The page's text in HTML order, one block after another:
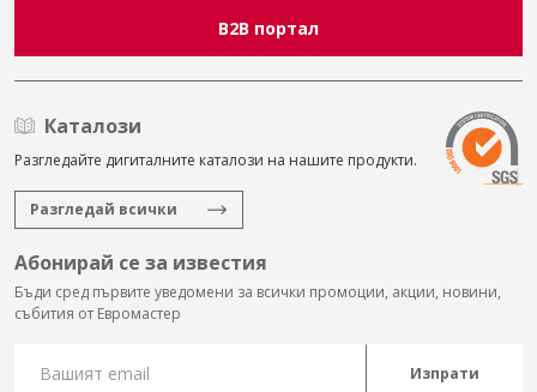
B2B портал
Каталози
Разгледайте дигиталните каталози на нашите продукти.
Разгледай всички
Абонирай се за известия
Бъди сред първите уведомени за всички промоции, акции, новини,
събития от Евромастер
Изпрати